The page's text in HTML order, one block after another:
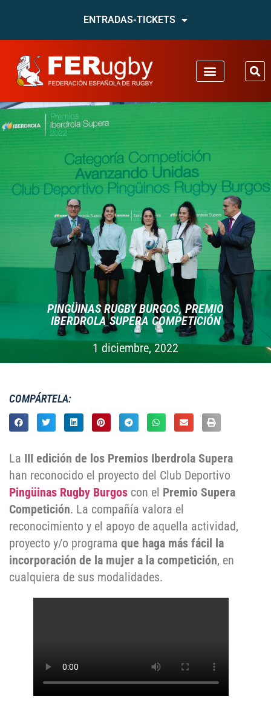
ENTRADAS-TICKETS
PINGÜINAS RUGBY BURGOS, PREMIO
IBERDROLA SUPERA COMPETICIÓN
1 diciembre, 2022
COMPÁRTELA:
La III edición de los Premios Iberdrola Supera
han reconocido el proyecto del Club Deportivo
Pingüinas Rugby Burgos con el Premio Supera
Competición. La compañía valora el
reconocimiento y el apoyo de aquella actividad,
proyecto y/o programa que haga más fácil la
incorporación de la mujer a la competición, en
cualquiera de sus modalidades.